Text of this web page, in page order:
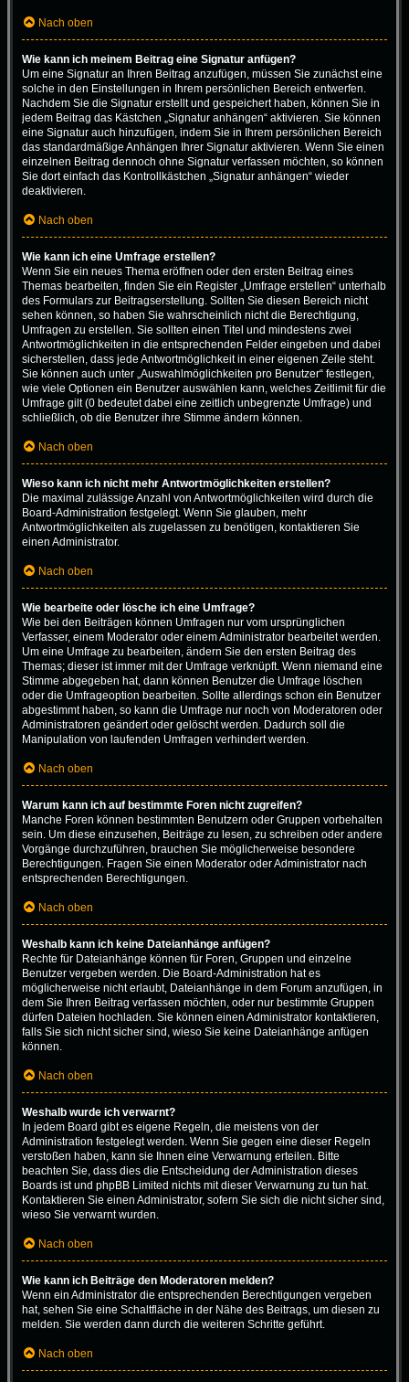
Nach oben
Wie kann ich meinem Beitrag eine Signatur anfügen?
Um eine Signatur an Ihren Beitrag anzufügen, müssen Sie zunächst eine
solche in den Einstellungen in Ihrem persönlichen Bereich entwerfen.
Nachdem Sie die Signatur erstellt und gespeichert haben, können Sie in
jedem Beitrag das Kästchen „Signatur anhängen“ aktivieren. Sie können
eine Signatur auch hinzufügen, indem Sie in Ihrem persönlichen Bereich
das standardmäßige Anhängen Ihrer Signatur aktivieren. Wenn Sie einen
einzelnen Beitrag dennoch ohne Signatur verfassen möchten, so können
Sie dort einfach das Kontrollkästchen „Signatur anhängen“ wieder
deaktivieren.
Nach oben
Wie kann ich eine Umfrage erstellen?
Wenn Sie ein neues Thema eröffnen oder den ersten Beitrag eines
Themas bearbeiten, finden Sie ein Register „Umfrage erstellen“ unterhalb
des Formulars zur Beitragserstellung. Sollten Sie diesen Bereich nicht
sehen können, so haben Sie wahrscheinlich nicht die Berechtigung,
Umfragen zu erstellen. Sie sollten einen Titel und mindestens zwei
Antwortmöglichkeiten in die entsprechenden Felder eingeben und dabei
sicherstellen, dass jede Antwortmöglichkeit in einer eigenen Zeile steht.
Sie können auch unter „Auswahlmöglichkeiten pro Benutzer“ festlegen,
wie viele Optionen ein Benutzer auswählen kann, welches Zeitlimit für die
Umfrage gilt (0 bedeutet dabei eine zeitlich unbegrenzte Umfrage) und
schließlich, ob die Benutzer ihre Stimme ändern können.
Nach oben
Wieso kann ich nicht mehr Antwortmöglichkeiten erstellen?
Die maximal zulässige Anzahl von Antwortmöglichkeiten wird durch die
Board-Administration festgelegt. Wenn Sie glauben, mehr
Antwortmöglichkeiten als zugelassen zu benötigen, kontaktieren Sie
einen Administrator.
Nach oben
Wie bearbeite oder lösche ich eine Umfrage?
Wie bei den Beiträgen können Umfragen nur vom ursprünglichen
Verfasser, einem Moderator oder einem Administrator bearbeitet werden.
Um eine Umfrage zu bearbeiten, ändern Sie den ersten Beitrag des
Themas; dieser ist immer mit der Umfrage verknüpft. Wenn niemand eine
Stimme abgegeben hat, dann können Benutzer die Umfrage löschen
oder die Umfrageoption bearbeiten. Sollte allerdings schon ein Benutzer
abgestimmt haben, so kann die Umfrage nur noch von Moderatoren oder
Administratoren geändert oder gelöscht werden. Dadurch soll die
Manipulation von laufenden Umfragen verhindert werden.
Nach oben
Warum kann ich auf bestimmte Foren nicht zugreifen?
Manche Foren können bestimmten Benutzern oder Gruppen vorbehalten
sein. Um diese einzusehen, Beiträge zu lesen, zu schreiben oder andere
Vorgänge durchzuführen, brauchen Sie möglicherweise besondere
Berechtigungen. Fragen Sie einen Moderator oder Administrator nach
entsprechenden Berechtigungen.
Nach oben
Weshalb kann ich keine Dateianhänge anfügen?
Rechte für Dateianhänge können für Foren, Gruppen und einzelne
Benutzer vergeben werden. Die Board-Administration hat es
möglicherweise nicht erlaubt, Dateianhänge in dem Forum anzufügen, in
dem Sie Ihren Beitrag verfassen möchten, oder nur bestimmte Gruppen
dürfen Dateien hochladen. Sie können einen Administrator kontaktieren,
falls Sie sich nicht sicher sind, wieso Sie keine Dateianhänge anfügen
können.
Nach oben
Weshalb wurde ich verwarnt?
In jedem Board gibt es eigene Regeln, die meistens von der
Administration festgelegt werden. Wenn Sie gegen eine dieser Regeln
verstoßen haben, kann sie Ihnen eine Verwarnung erteilen. Bitte
beachten Sie, dass dies die Entscheidung der Administration dieses
Boards ist und phpBB Limited nichts mit dieser Verwarnung zu tun hat.
Kontaktieren Sie einen Administrator, sofern Sie sich die nicht sicher sind,
wieso Sie verwarnt wurden.
Nach oben
Wie kann ich Beiträge den Moderatoren melden?
Wenn ein Administrator die entsprechenden Berechtigungen vergeben
hat, sehen Sie eine Schaltfläche in der Nähe des Beitrags, um diesen zu
melden. Sie werden dann durch die weiteren Schritte geführt.
Nach oben